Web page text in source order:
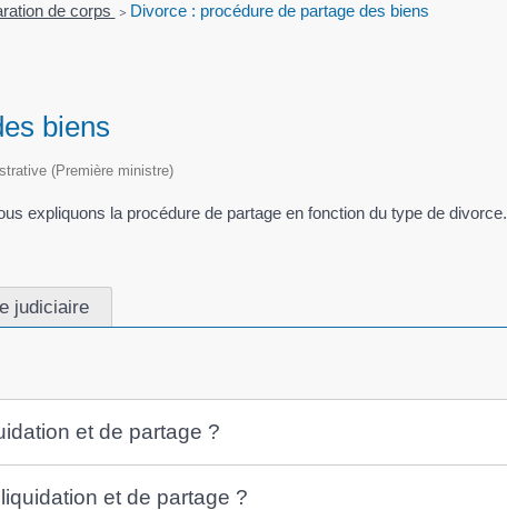
de corps > Divorce : procédure de partage des biens
biens
(Première ministre)
expliquons la procédure de partage en fonction du type de divorce.
judiciaire
et de partage ?
et de partage ?